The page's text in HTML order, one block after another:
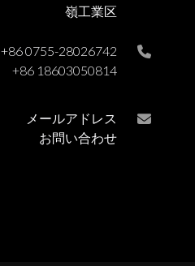
嶺工業区
+86 0755-28026742
+86 18603050814
メールアドレス
お問い合わせ